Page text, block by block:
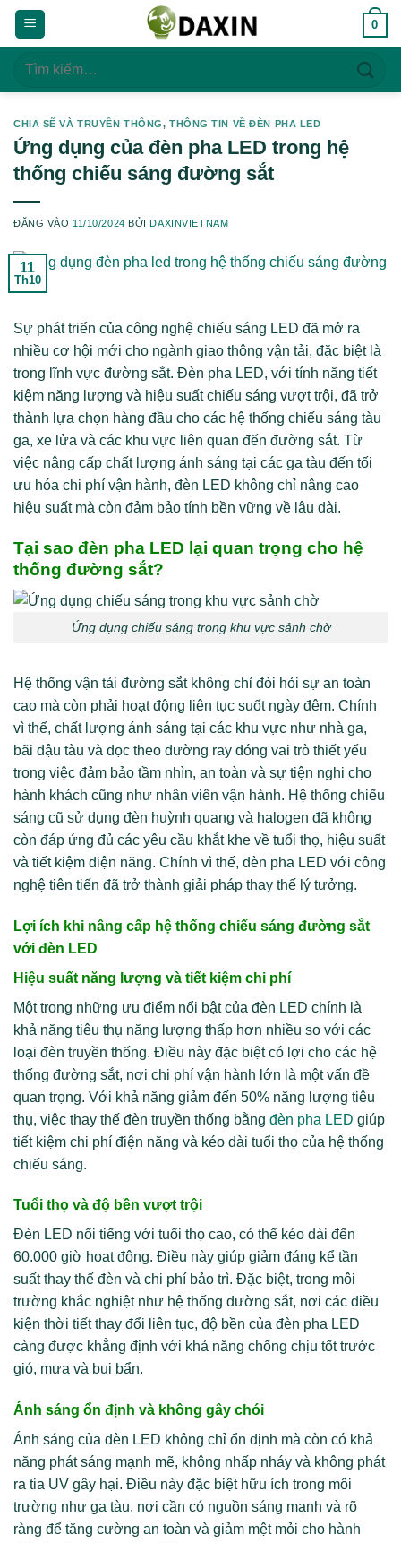
Bỏ
qua
dung
0
Tìm
CHIA SẼ VÀ TRUYỀN THÔNG,THÔNG TIN VỀ ĐÈN PHA LED
Ứng dụng của đèn pha LED trong hệ
thống chiếu sáng đường sắt
ĐĂNG VÀO 11/10/2024 BỞIDAXINVIETNAM
11
Th10
Sự phát triển của công nghệ chiếu sáng LED đã mở ra
nhiều cơ hội mới cho ngành giao thông vận tải, đặc biệt là
trong lĩnh vực đường sắt. Đèn pha LED, với tính năng tiết
kiệm năng lượng và hiệu suất chiếu sáng vượt trội, đã trở
thành lựa chọn hàng đầu cho các hệ thống chiếu sáng tàu
ga, xe lửa và các khu vực liên quan đến đường sắt. Từ
việc nâng cấp chất lượng ánh sáng tại các ga tàu đến tối
ưu hóa chi phí vận hành, đèn LED không chỉ nâng cao
hiệu suất mà còn đảm bảo tính bền vững về lâu dài.
Tại sao đèn pha LED lại quan trọng cho hệ
thống đường sắt?
Ứng dụng chiếu sáng trong khu vực sảnh chờ
Hệ thống vận tải đường sắt không chỉ đòi hỏi sự an toàn
cao mà còn phải hoạt động liên tục suốt ngày đêm. Chính
vì thế, chất lượng ánh sáng tại các khu vực như nhà ga,
bãi đậu tàu và dọc theo đường ray đóng vai trò thiết yếu
trong việc đảm bảo tầm nhìn, an toàn và sự tiện nghi cho
hành khách cũng như nhân viên vận hành. Hệ thống chiếu
sáng cũ sử dụng đèn huỳnh quang và halogen đã không
còn đáp ứng đủ các yêu cầu khắt khe về tuổi thọ, hiệu suất
và tiết kiệm điện năng. Chính vì thế, đèn pha LED với công
nghệ tiên tiến đã trở thành giải pháp thay thế lý tưởng.
Lợi ích khi nâng cấp hệ thống chiếu sáng đường sắt
với đèn LED
Hiệu suất năng lượng và tiết kiệm chi phí
Một trong những ưu điểm nổi bật của đèn LED chính là
khả năng tiêu thụ năng lượng thấp hơn nhiều so với các
loại đèn truyền thống. Điều này đặc biệt có lợi cho các hệ
thống đường sắt, nơi chi phí vận hành lớn là một vấn đề
quan trọng. Với khả năng giảm đến 50% năng lượng tiêu
thụ, việc thay thế đèn truyền thống bằng đèn pha LED giúp
tiết kiệm chi phí điện năng và kéo dài tuổi thọ của hệ thống
chiếu sáng.
Tuổi thọ và độ bền vượt trội
Đèn LED nổi tiếng với tuổi thọ cao, có thể kéo dài đến
60.000 giờ hoạt động. Điều này giúp giảm đáng kể tần
suất thay thế đèn và chi phí bảo trì. Đặc biệt, trong môi
trường khắc nghiệt như hệ thống đường sắt, nơi các điều
kiện thời tiết thay đổi liên tục, độ bền của đèn pha LED
càng được khẳng định với khả năng chống chịu tốt trước
gió, mưa và bụi bẩn.
Ánh sáng ổn định và không gây chói
Ánh sáng của đèn LED không chỉ ổn định mà còn có khả
năng phát sáng mạnh mẽ, không nhấp nháy và không phát
ra tia UV gây hại. Điều này đặc biệt hữu ích trong môi
trường như ga tàu, nơi cần có nguồn sáng mạnh và rõ
ràng để tăng cường an toàn và giảm mệt mỏi cho hành